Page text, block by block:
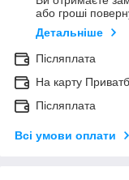
або гроші
Детальніше
Післяплата
На карту
Післяплата
Всі умови оплати